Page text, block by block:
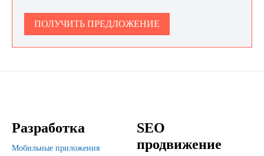
ПОЛУЧИТЬ ПРЕДЛОЖЕНИЕ
Разработка
Мобильные приложения
SEO
продвижение